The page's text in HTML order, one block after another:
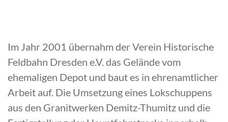
Im Jahr 2001 übernahm der Verein Historische
Feldbahn Dresden e.V. das Gelände vom
ehemaligen Depot und baut es in ehrenamtlicher
Arbeit auf. Die Umsetzung eines Lokschuppens
aus den Granitwerken Demitz-Thumitz und die